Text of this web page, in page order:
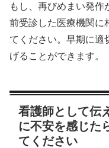
もし、再びめまい発作
前受診した医療機関に
てください。早期に適
げることができます。
看護師として伝
に不安を感じた
てください